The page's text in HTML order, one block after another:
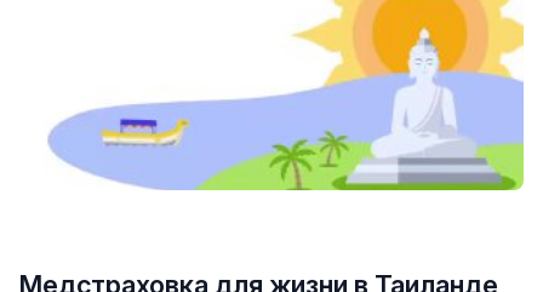
Медстраховка для жизни в Таиланде